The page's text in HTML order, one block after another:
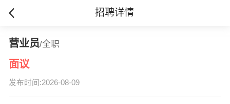
招聘详情
营业员/全职
面议
发布时间:2026-08-09